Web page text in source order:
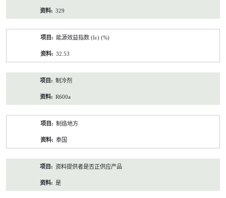
329
能源效益指数 (Iε) (%)
32.53
制冷剂
R600a
制造地方
泰国
资料提供者是否正供应产品
是